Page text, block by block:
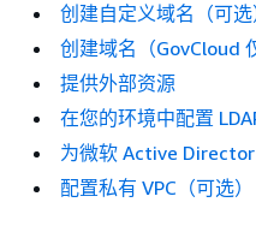
创建自定义域名（可选
创建域名（GovCloud
提供外部资源
在您的环境中配置
为微软 Active
配置私有 VPC（可选）